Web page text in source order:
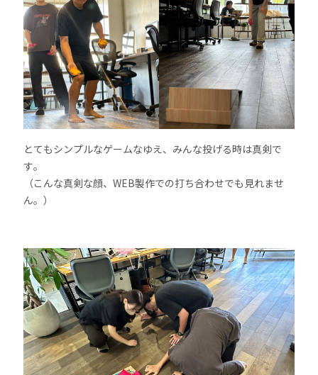
とてもシンプルなゲームなゆえ、みんな投げる時は真剣で
す。
（こんな真剣な顔、WEB製作での打ち合わせでも見れませ
ん。）